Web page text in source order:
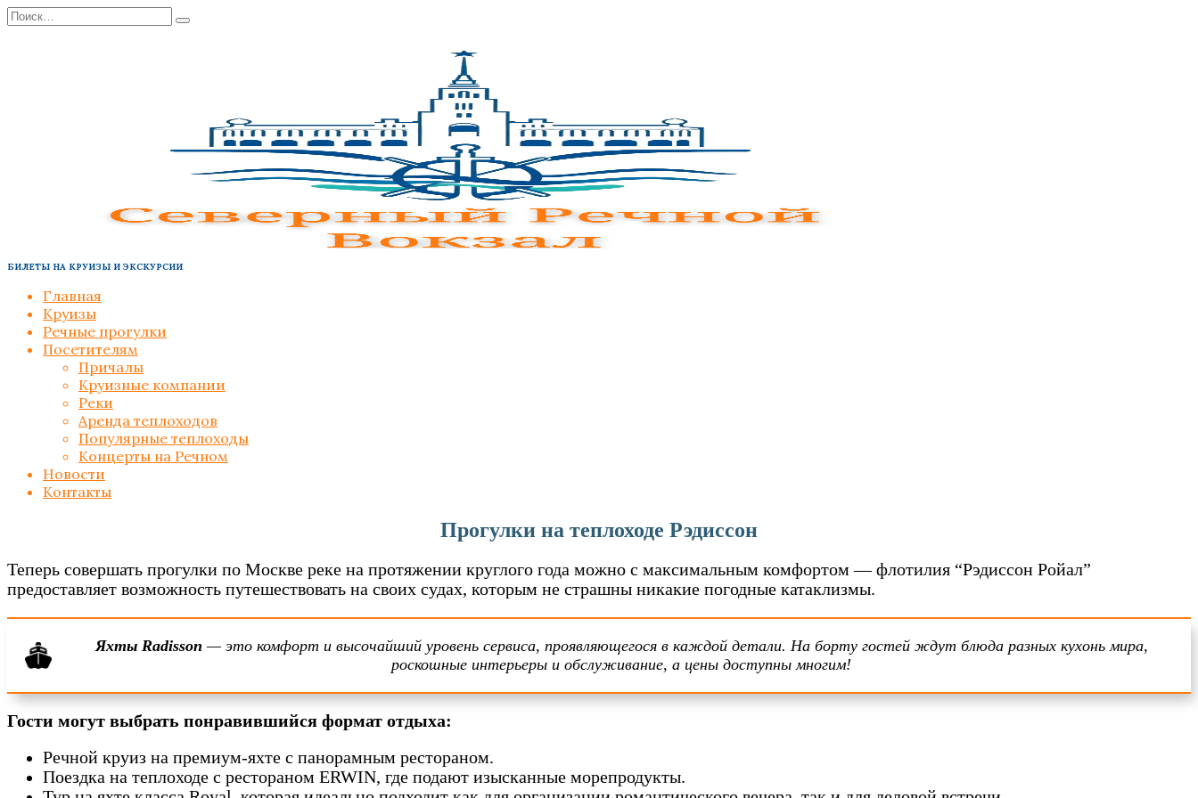
Перейти
к
Search
for:
БИЛЕТЫ НА КРУИЗЫ И ЭКСКУРСИИ
Главная
Круизы
Речные прогулки
Посетителям
Причалы
Круизные компании
Реки
Аренда теплоходов
Популярные теплоходы
Концерты на Речном
Новости
Контакты
Прогулки на теплоходе Рэдиссон
Теперь совершать прогулки по Москве реке на протяжении круглого года можно с максимальным комфортом — флотилия “Рэдиссон Ройал”
предоставляет возможность путешествовать на своих судах, которым не страшны никакие погодные катаклизмы.
Яхты Radisson — это комфорт и высочайший уровень сервиса, проявляющегося в каждой детали. На борту гостей ждут блюда разных кухонь мира,
роскошные интерьеры и обслуживание, а цены доступны многим!
Гости могут выбрать понравившийся формат отдыха:
Речной круиз на премиум-яхте с панорамным рестораном.
Поездка на теплоходе с рестораном ERWIN, где подают изысканные морепродукты.